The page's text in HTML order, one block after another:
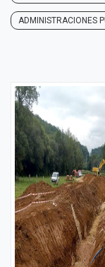
ADMINISTRACIONES